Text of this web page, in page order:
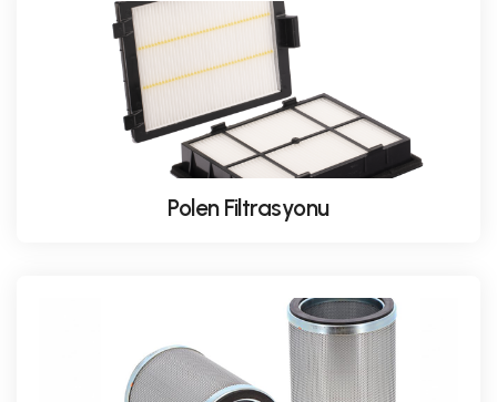
Polen Filtrasyonu